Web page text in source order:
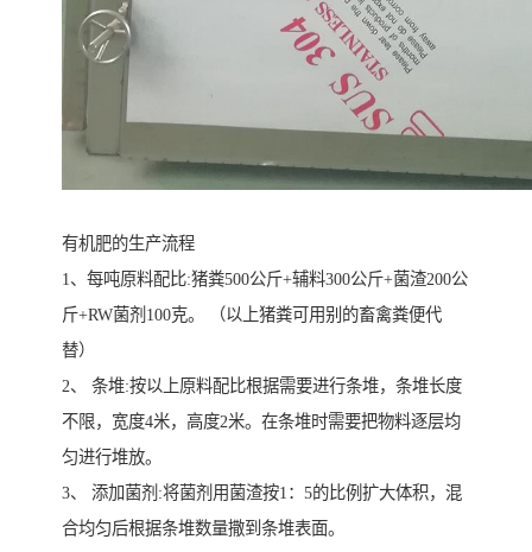
有机肥的生产流程
1、每吨原料配比:猪粪500公斤+辅料300公斤+菌渣200公
斤+RW菌剂100克。 （以上猪粪可用别的畜禽粪便代
替）
2、 条堆:按以上原料配比根据需要进行条堆，条堆长度
不限，宽度4米，高度2米。在条堆时需要把物料逐层均
匀进行堆放。
3、 添加菌剂:将菌剂用菌渣按1：5的比例扩大体积，混
合均匀后根据条堆数量撒到条堆表面。